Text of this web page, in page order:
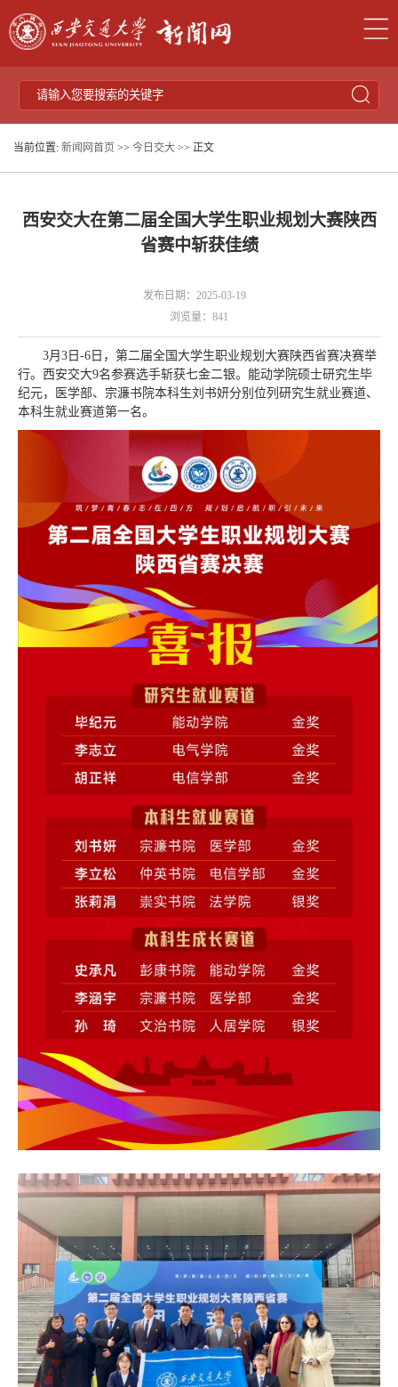
当前位置: 新闻网首页 >> 今日交大 >> 正文
西安交大在第二届全国大学生职业规划大赛陕西
省赛中斩获佳绩
发布日期：2025-03-19
浏览量： 841
3月3日-6日，第二届全国大学生职业规划大赛陕西省赛决赛举
行。西安交大9名参赛选手斩获七金二银。能动学院硕士研究生毕
纪元，医学部、宗濂书院本科生刘书妍分别位列研究生就业赛道、
本科生就业赛道第一名。